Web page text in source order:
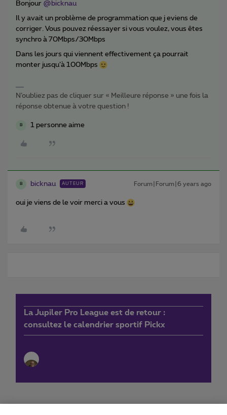
Bonjour @bicknau
Il y avait un problème de programmation que j eviens de
corriger. Vous pouvez réessayer si vous voulez, vous êtes
synchro à 70Mbps/30Mbps
Dans les jours qui viennent effectivement ça pourrait
monter jusqu’à 100Mbps
N’oubliez pas de cliquer sur « Meilleure réponse » une fois la
réponse obtenue à votre question !
B 1 personne aime
B bicknau AUTEUR Forum|Forum|6 years ago
oui je viens de le voir merci a vous
La Jupiler Pro League est de retour :
consultez le calendrier sportif Pickx